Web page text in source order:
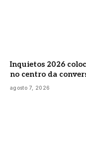
Inquietos 2026
no centro da
agosto 7, 2026